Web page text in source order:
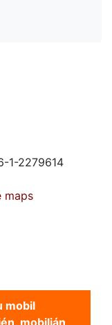
1-2279614
maps
mobil